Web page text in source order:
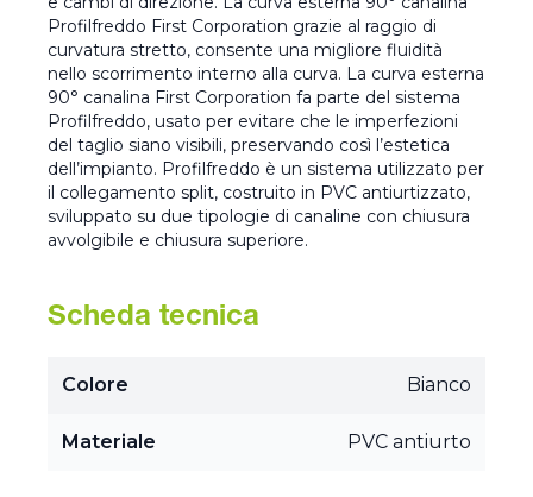
Profilfreddo First Corporation grazie al raggio di
curvatura stretto, consente una migliore fluidità
nello scorrimento interno alla curva. La curva esterna
90° canalina First Corporation fa parte del sistema
Profilfreddo, usato per evitare che le imperfezioni
del taglio siano visibili, preservando così l’estetica
dell’impianto. Profilfreddo è un sistema utilizzato per
il collegamento split, costruito in PVC antiurtizzato,
sviluppato su due tipologie di canaline con chiusura
avvolgibile e chiusura superiore.
Scheda tecnica
Colore Bianco
Materiale PVC antiurto